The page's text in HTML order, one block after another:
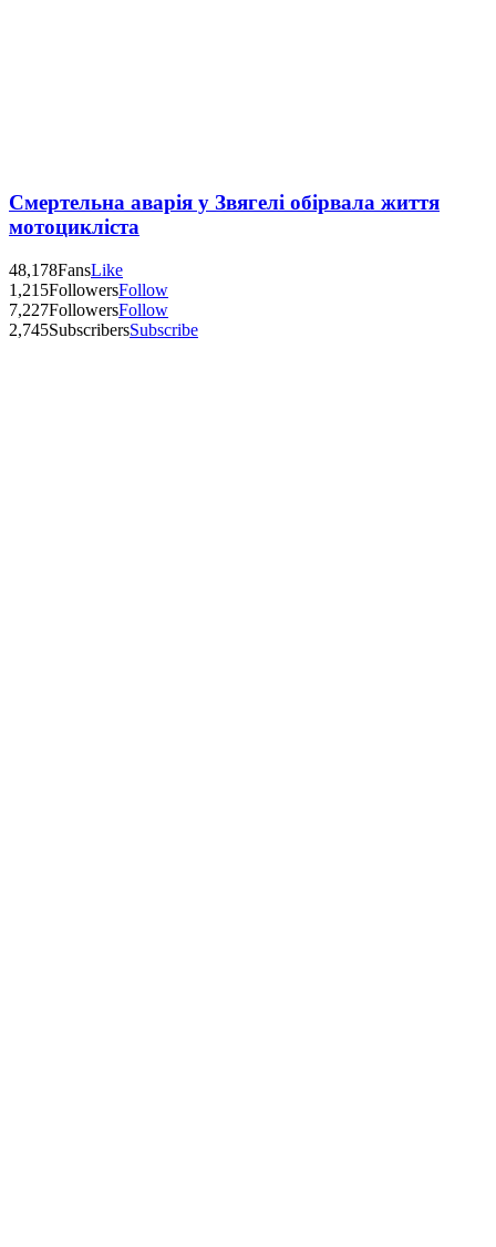
Смертельна аварія у Звягелі обірвала життя
мотоцикліста
48,178FansLike
1,215FollowersFollow
7,227FollowersFollow
2,745SubscribersSubscribe